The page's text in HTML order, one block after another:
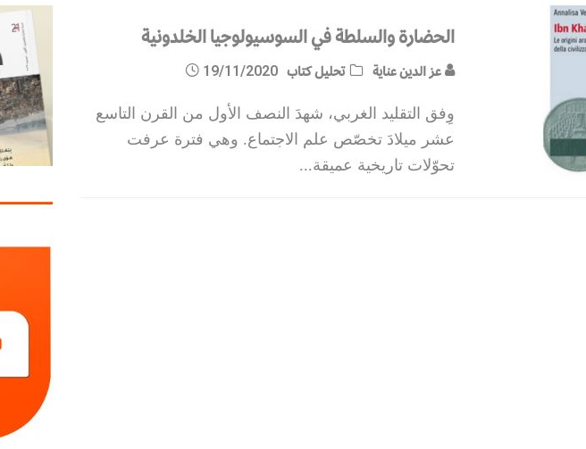
الحضارة والسلطة في السوسيولوجيا الخلدونية
عز الدين عناية تحليل كتاب 19/11/2020
وِفق التقليد الغربي، شهدَ النصف الأول من القرن التاسع
عشر ميلادَ تخصّص علم الاجتماع. وهي فترة عرفت
تحوّلات تاريخية عميقة...